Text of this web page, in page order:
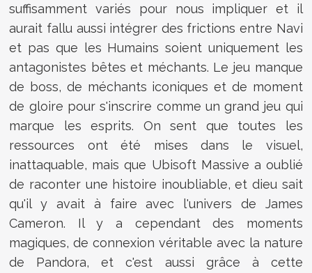
suffisamment variés pour nous impliquer et il
aurait fallu aussi intégrer des frictions entre Navi
et pas que les Humains soient uniquement les
antagonistes bêtes et méchants. Le jeu manque
de boss, de méchants iconiques et de moment
de gloire pour s'inscrire comme un grand jeu qui
marque les esprits. On sent que toutes les
ressources ont été mises dans le visuel,
inattaquable, mais que Ubisoft Massive a oublié
de raconter une histoire inoubliable, et dieu sait
qu'il y avait à faire avec l'univers de James
Cameron. Il y a cependant des moments
magiques, de connexion véritable avec la nature
de Pandora, et c'est aussi grâce à cette